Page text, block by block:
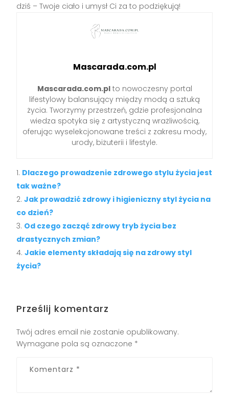
dziś – Twoje ciało i umysł Ci za to podziękują!
Mascarada.com.pl
Mascarada.com.plto nowoczesny portal
lifestylowy balansujący między modą a sztuką
życia. Tworzymy przestrzeń, gdzie profesjonalna
wiedza spotyka się z artystyczną wrażliwością,
oferując wyselekcjonowane treści z zakresu mody,
urody, biżuterii i lifestyle.
Dlaczego prowadzenie zdrowego stylu życia jest
tak ważne?
Jak prowadzić zdrowy i higieniczny styl życia na
co dzień?
Od czego zacząć zdrowy tryb życia bez
drastycznych zmian?
Jakie elementy składają się na zdrowy styl
życia?
Prześlij komentarz
Twój adres email nie zostanie opublikowany.
Wymagane pola są oznaczone *